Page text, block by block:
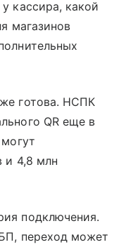
кассира, какой
магазинов
готова. НСПК
QR еще в
и 4,8 млн
подключения.
переход может